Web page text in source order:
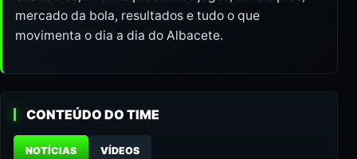
mercado da bola, resultados e tudo o que
movimenta o dia a dia do Albacete.
CONTEÚDO DO TIME
NOTÍCIAS VÍDEOS